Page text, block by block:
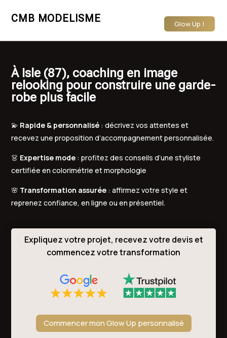
CMB MODELISME Glow Up !
À Isle (87), coaching en image
relooking pour construire une garde-
robe plus facile
💫 Rapide & personnalisé : décrivez vos attentes et
recevez une proposition d’accompagnement personnalisée.
👗 Expertise mode : profitez des conseils d’une styliste
certifiée en colorimétrie et morphologie
🌸 Transformation assurée : affirmez votre style et
reprenez confiance, en ligne ou en présentiel.
Expliquez votre projet, recevez votre devis et
commencez votre transformation
Commencer mon Glow Up personnalisé